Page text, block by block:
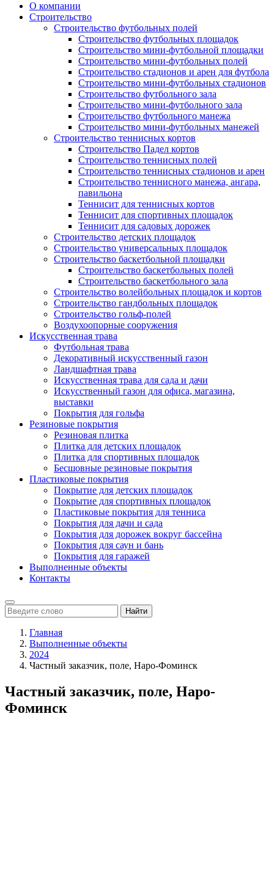
О компании
Строительство
Строительство футбольных полей
Строительство футбольных площадок
Строительство мини-футбольной площадки
Строительство мини-футбольных полей
Строительство стадионов и арен для футбола
Строительство мини-футбольных стадионов
Строительство футбольного зала
Строительство мини-футбольного зала
Строительство футбольного манежа
Строительство мини-футбольных манежей
Строительство теннисных кортов
Строительство Падел кортов
Строительство теннисных полей
Строительство теннисных стадионов и арен
Строительство теннисного манежа, ангара,
павильона
Теннисит для теннисных кортов
Теннисит для спортивных площадок
Теннисит для садовых дорожек
Строительство детских площадок
Строительство универсальных площадок
Строительство баскетбольной площадки
Строительство баскетбольных полей
Строительство баскетбольного зала
Строительство волейбольных площадок и кортов
Строительство гандбольных площадок
Строительство гольф-полей
Воздухоопорные сооружения
Искусственная трава
Футбольная трава
Декоративный искусственный газон
Ландшафтная трава
Искусственная трава для сада и дачи
Искусственный газон для офиса, магазина,
выставки
Покрытия для гольфа
Резиновые покрытия
Резиновая плитка
Плитка для детских площадок
Плитка для спортивных площадок
Бесшовные резиновые покрытия
Пластиковые покрытия
Покрытие для детских площадок
Покрытие для спортивных площадок
Пластиковые покрытия для тенниса
Покрытия для дачи и сада
Покрытия для дорожек вокруг бассейна
Покрытия для саун и бань
Покрытия для гаражей
Выполненные объекты
Контакты
Найти
Главная
Выполненные объекты
2024
Частный заказчик, поле, Наро-Фоминск
Частный заказчик, поле, Наро-
Фоминск